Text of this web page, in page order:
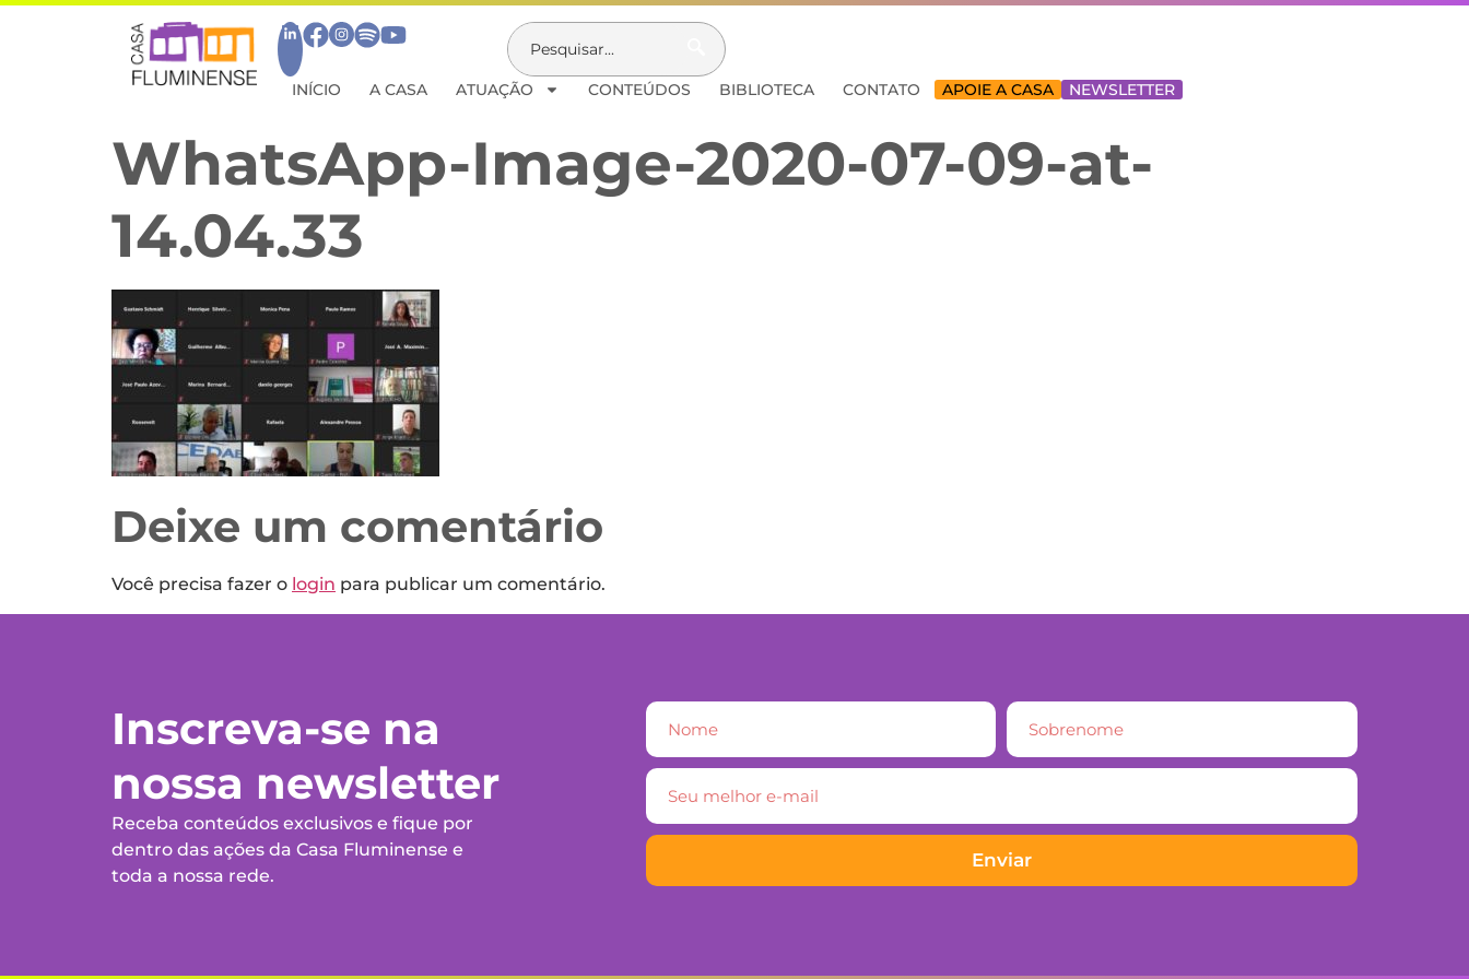
INÍCIO A CASA ATUAÇÃO CONTEÚDOS BIBLIOTECA CONTATO APOIE A CASA NEWSLETTER
WhatsApp-Image-2020-07-09-at-
14.04.33
Deixe um comentário
Você precisa fazer o login para publicar um comentário.
Inscreva-se na
nossa newsletter
Receba conteúdos exclusivos e fique por
dentro das ações da Casa Fluminense e
toda a nossa rede.
Enviar